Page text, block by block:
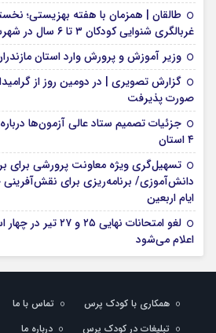
طالقان | همزمان با هفته بهزیستی؛
غربالگری شنوایی کودکان ۳ تا ۶ سال در شهرستان طالقان برگزار شد
وزیر آموزش و پرورش وارد استان
گزارش تصویری | در دومین روز از
صورت پذیرفت
جزئیات تصمیم ستاد عالی آزمون‌ها
۴ استان
تسهیل‌گری ویژه معاونت پرورشی برای
دانش‌آموزی/ برنامه‌ریزی برای
ایام اربعین
لغو امتحانات نهایی
اعلام می‌شود
همکاری با کودک پرس
تماس با ما
تبلیغات در کودک پرس
درباره ما